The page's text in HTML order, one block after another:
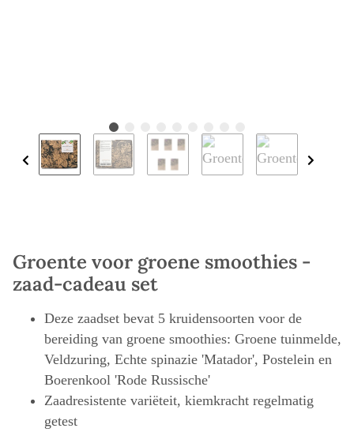
Groente voor groene smoothies -
zaad-cadeau set
Deze zaadset bevat 5 kruidensoorten voor de
bereiding van groene smoothies: Groene tuinmelde,
Veldzuring, Echte spinazie 'Matador', Postelein en
Boerenkool 'Rode Russische'
Zaadresistente variëteit, kiemkracht regelmatig
getest